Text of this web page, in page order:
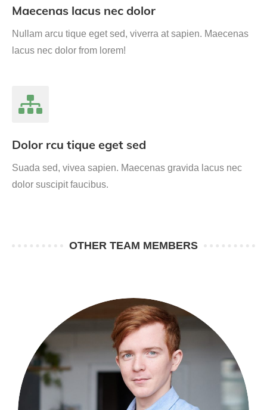
Maecenas lacus nec dolor
Nullam arcu tique eget sed, viverra at sapien. Maecenas
lacus nec dolor from lorem!
Dolor rcu tique eget sed
Suada sed, vivea sapien. Maecenas gravida lacus nec
dolor suscipit faucibus.
OTHER TEAM MEMBERS